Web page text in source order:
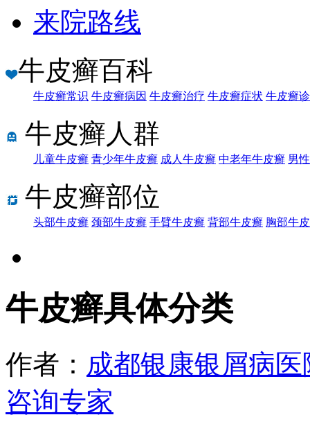
来院路线
牛皮癣百科
牛皮癣常识 牛皮癣病因 牛皮癣治疗 牛皮癣症状 牛皮癣
牛皮癣人群
儿童牛皮癣 青少年牛皮癣 成人牛皮癣 中老年牛皮癣 男
牛皮癣部位
头部牛皮癣 颈部牛皮癣 手臂牛皮癣 背部牛皮癣 胸部牛
牛皮癣具体分类
作者： 成都银康银屑病医
咨询专家